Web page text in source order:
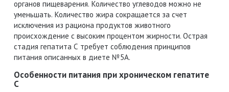
органов пищеварения. Количество углеводов можно не
уменьшать. Количество жира сокращается за счет
исключения из рациона продуктов животного
происхождение с высоким процентом жирности. Острая
стадия гепатита С требует соблюдения принципов
питания описанных в диете №5А.
Особенности питания при хроническом гепатите
С